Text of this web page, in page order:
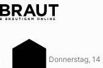
Was kostet eine
Donnerstag,